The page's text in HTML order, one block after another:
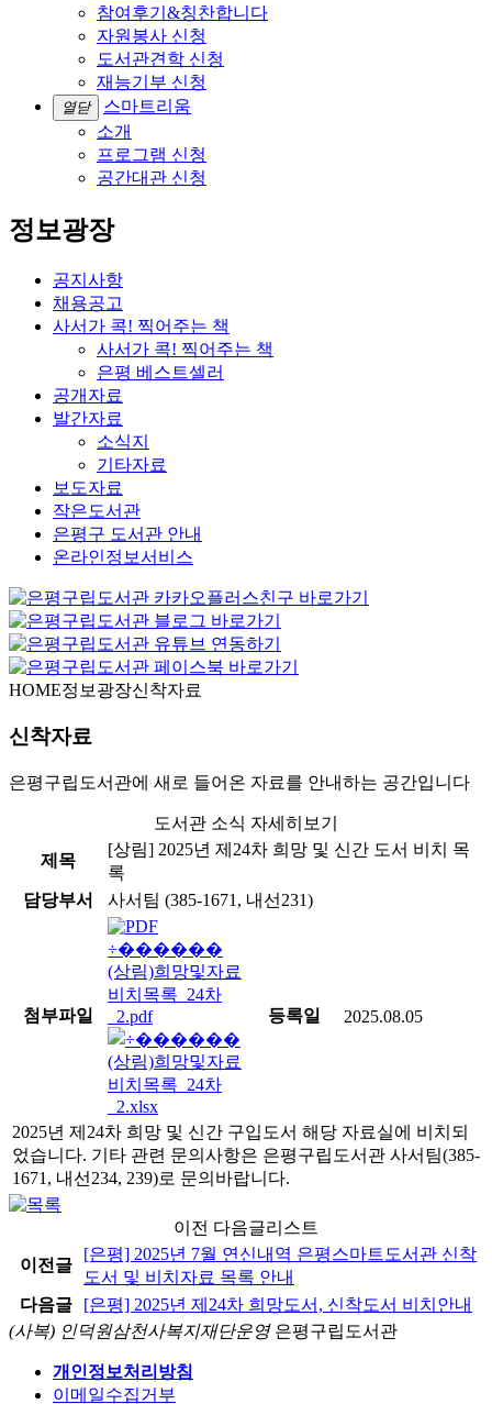
참여후기&칭찬합니다
자원봉사 신청
도서관견학 신청
재능기부 신청
열닫
스마트리움
소개
프로그램 신청
공간대관 신청
정보광장
공지사항
채용공고
사서가 콕! 찍어주는 책
사서가 콕! 찍어주는 책
은평 베스트셀러
공개자료
발간자료
소식지
기타자료
보도자료
작은도서관
은평구 도서관 안내
온라인정보서비스
HOME정보광장신착자료
신착자료
은평구립도서관에 새로 들어온 자료를 안내하는 공간입니다
도서관 소식 자세히보기
제목
[상림] 2025년 제24차 희망 및 신간 도서 비치 목
록
담당부서
사서팀 (385-1671, 내선231)
첨부파일
(상림)희망및자료
비치목록_24차
_2.pdf
(상림)희망및자료
비치목록_24차
_2.xlsx
등록일 2025.08.05
2025년 제24차 희망 및 신간 구입도서 해당 자료실에 비치되
었습니다. 기타 관련 문의사항은 은평구립도서관 사서팀(385-
1671, 내선234, 239)로 문의바랍니다.
이전 다음글리스트
이전글
[은평] 2025년 7월 연신내역 은평스마트도서관 신착
도서 및 비치자료 목록 안내
다음글
[은평] 2025년 제24차 희망도서, 신착도서 비치안내
(사복) 인덕원삼천사복지재단운영은평구립도서관
개인정보처리방침
이메일수집거부